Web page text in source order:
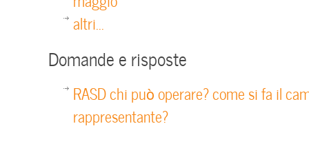
altri...
Domande e risposte
RASD chi può operare? come si fa il
rappresentante?